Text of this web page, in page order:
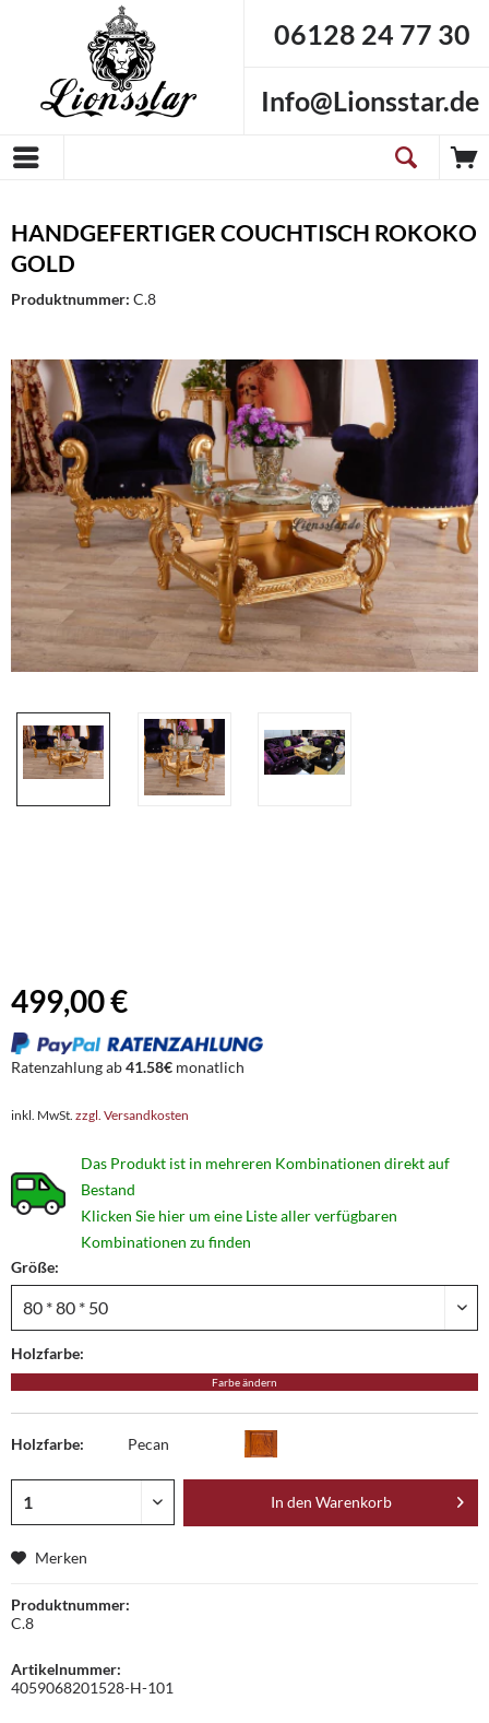
06128 24 77 30
Info@Lionsstar.de
HANDGEFERTIGER COUCHTISCH ROKOKO
GOLD
Produktnummer: C.8
499,00 €
Ratenzahlung ab41.58€ monatlich
inkl. MwSt. zzgl. Versandkosten
Das Produkt ist in mehreren Kombinationen direkt auf
Bestand
Klicken Sie hier um eine Liste aller verfügbaren
Kombinationen zu finden
Größe:
Holzfarbe:
Farbe ändern
Holzfarbe: Pecan
In den Warenkorb
Merken
Produktnummer:
C.8
Artikelnummer:
4059068201528-H-101